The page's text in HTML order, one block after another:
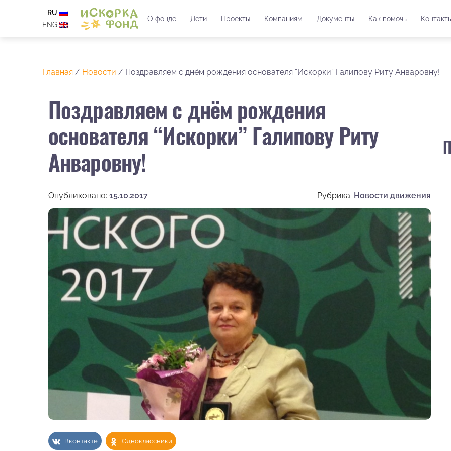
RU
ENG
О фонде Дети Проекты Компаниям Документы Как помочь
Главная / Новости / Поздравляем с днём рождения основателя “Искорки” Галипову Риту Анваровну!
Поздравляем с днём рождения
основателя “Искорки” Галипову Риту
Анваровну!
Опубликовано: 15.10.2017 Рубрика: Новости движения
Вконтакте Одноклассники